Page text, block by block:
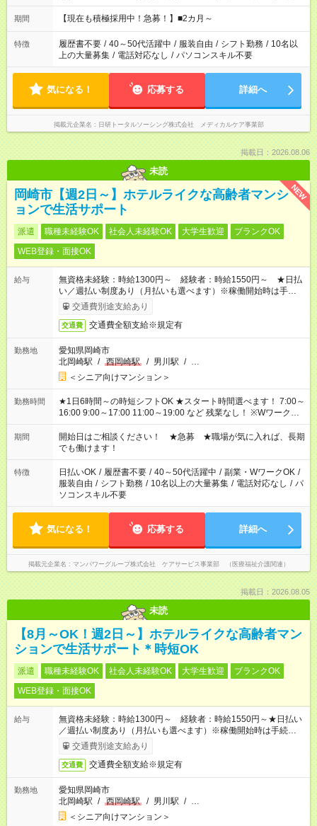
お仕事で希望する勤務時間と、もう1つのお仕事の勤務時間の合
計が 週40時間を超えなければOKです。
期間 【現在も積極採用中！急募！】■2カ月～
特徴 履歴書不要 / 40～50代活躍中 / 服装自由 / シフト勤務 / 10名以
上の大量募集 / 電話対応なし / パソコンスキル不要
気になる！ 応募する 詳細へ
掲載元企業名 日研トータルソーシング株式会社 メディカルケア事業部
掲載日：2026.08.06
未読
NEW
岡崎市【週2日～】ホテルライクな高齢者マンシ
ョンで生活サポート
派遣 職種未経験OK 社会人未経験OK 大学生歓迎
ブランクOK
WEB登録・面接OK
給与
無資格未経験：時給1300円～ 経験者：時給1550円～ ★日払
い／週払い制度あり（月払いも選べます）※稼働開始時は手続き
完了次第のお支払いとなります。
交通費別途支給あり
交通費 交通費全額支給※規定有
勤務地
愛知県岡崎市
北岡崎駅 / 西岡崎駅 / 男川駅 / …
＜シニア向けマンション＞
勤務時間
★1日6時間～の時短シフトOK ★スタート時間選べます！ 7:00～
16:00 9:00～17:00 11:00～19:00 など 残業なし！ ※Wワークの
場合、他のお仕事と合わせ週40時間超の就業はご案内できませ
ん ※法令に基づき、週20時間以上勤務は社会保険への加入対象
となります ※労働者派遣法（日雇い派遣の原則禁止）により、
短時間・短期間の就業はご案内が難しい場合があります
期間
開始日はご相談ください！ ★急募 ★職場が気に入れば、長期
でも働けます！
特徴 日払いOK / 履歴書不要 / 40～50代活躍中 / 副業・WワークOK /
服装自由 / シフト勤務 / 10名以上の大量募集 / 電話対応なし / パ
ソコンスキル不要
気になる！ 応募する 詳細へ
掲載元企業名 マンパワーグループ株式会社 ケアサービス事業部 （医療福祉介護関連）
掲載日：2026.08.05
未読
【8月～OK！週2日～】ホテルライクな高齢者マン
ションで生活サポート＊時短OK
派遣 職種未経験OK 社会人未経験OK 大学生歓迎
ブランクOK
WEB登録・面接OK
給与
無資格未経験：時給1300円～ 経験者：時給1550円～★日払い
／週払い制度あり（月払いも選べます）※稼働開始時は手続き完
了次第のお支払いとなります。
交通費別途支給あり
交通費 交通費全額支給※規定有
勤務地
愛知県岡崎市
北岡崎駅 / 西岡崎駅 / 男川駅 / …
＜シニア向けマンション＞